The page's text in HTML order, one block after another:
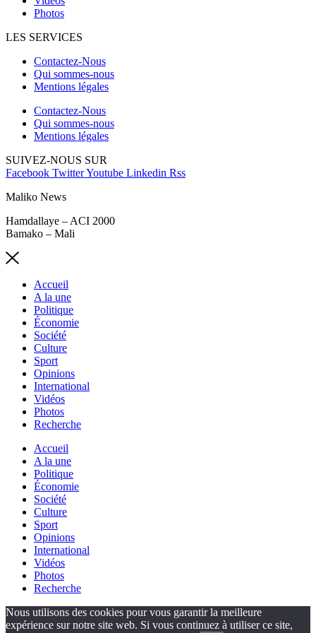
Photos
LES SERVICES
Contactez-Nous
Qui sommes-nous
Mentions légales
Contactez-Nous
Qui sommes-nous
Mentions légales
SUIVEZ-NOUS SUR
Facebook TwitterYoutube Linkedin Rss
Maliko News
Hamdallaye – ACI 2000
Bamako – Mali
Accueil
A la une
Politique
Économie
Société
Culture
Sport
Opinions
International
Vidéos
Photos
Recherche
Accueil
A la une
Politique
Économie
Société
Culture
Sport
Opinions
International
Vidéos
Photos
Recherche
Nous utilisons des cookies pour vous garantir la meilleure
expérience sur notre site web. Si vous continuez à utiliser ce site,